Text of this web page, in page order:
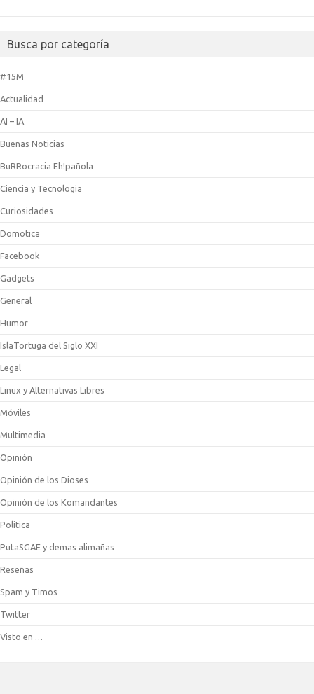
Busca por categoría
#15M
Actualidad
AI – IA
Buenas Noticias
BuRRocracia Eh!pañola
Ciencia y Tecnologia
Curiosidades
Domotica
Facebook
Gadgets
General
Humor
IslaTortuga del Siglo XXI
Legal
Linux y Alternativas Libres
Móviles
Multimedia
Opinión
Opinión de los Dioses
Opinión de los Komandantes
Politica
PutaSGAE y demas alimañas
Reseñas
Spam y Timos
Twitter
Visto en …